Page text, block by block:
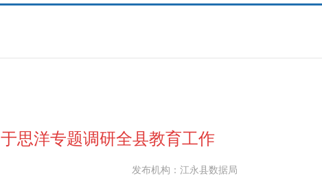
于思洋专题调研全县教育工作
发布机构：江永县数据局